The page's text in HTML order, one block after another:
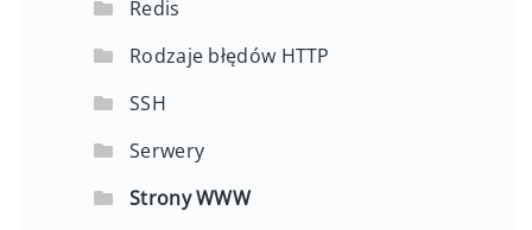
Redis
Rodzaje błędów HTTP
SSH
Serwery
Strony WWW